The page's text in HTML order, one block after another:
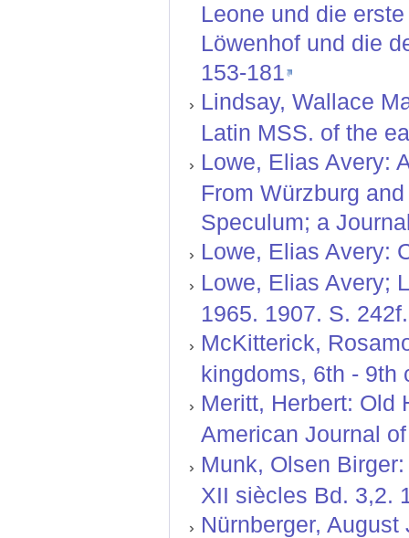
Leone und die
Löwenhof und die
153-181
Lindsay, Wallace
Latin MSS. of the
Lowe, Elias Avery:
From Würzburg
Speculum; a
Lowe, Elias Avery:
Lowe, Elias Avery;
1965. 1907. S. 242f.
McKitterick,
kingdoms, 6th - 9th
Meritt, Herbert: Old
American Journal
Munk, Olsen
XII siècles Bd. 3,2.
Nürnberger,